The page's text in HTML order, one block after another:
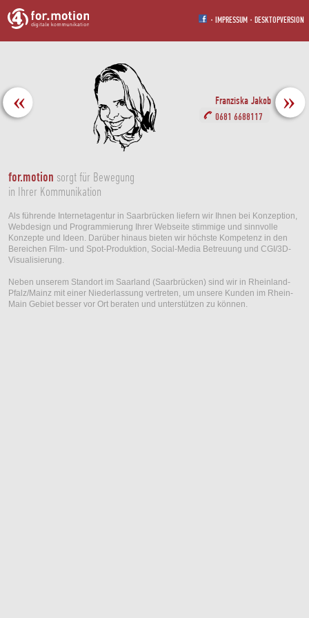
· IMPRESSUM· DESKTOPVERSION
Franziska Jakob
0681 6688117
for.motion sorgt für Bewegung
in Ihrer Kommunikation
Als führende Internetagentur in Saarbrücken liefern wir Ihnen bei Konzeption,
Webdesign und Programmierung Ihrer Webseite stimmige und sinnvolle
Konzepte und Ideen. Darüber hinaus bieten wir höchste Kompetenz in den
Bereichen Film- und Spot-Produktion, Social-Media Betreuung und CGI/3D-
Visualisierung.
Neben unserem Standort im Saarland (Saarbrücken) sind wir in Rheinland-
Pfalz/Mainz mit einer Niederlassung vertreten, um unsere Kunden im Rhein-
Main Gebiet besser vor Ort beraten und unterstützen zu können.